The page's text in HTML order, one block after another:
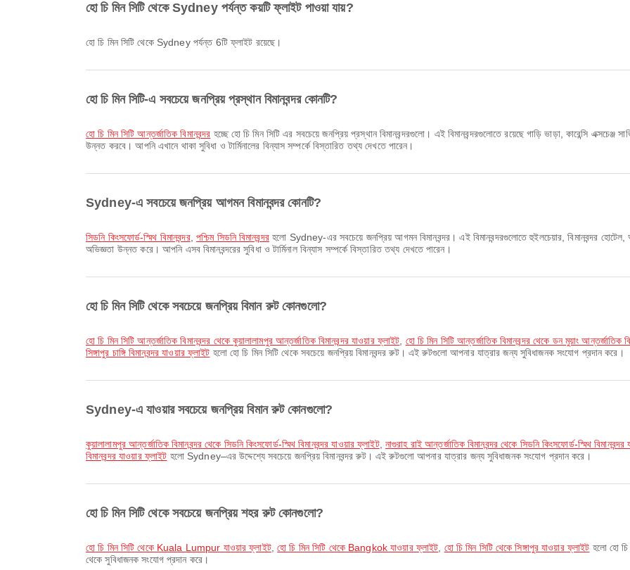
হো চি মিন সিটি থেকে Sydney পর্যন্ত কয়টি ফ্লাইট পাওয়া যায়?
হো চি মিন সিটি থেকে Sydney পর্যন্ত 6টি ফ্লাইট রয়েছে।
হো চি মিন সিটি-এ সবচেয়ে জনপ্রিয় প্রস্থান বিমানবন্দর কোনটি?
হো চি মিন সিটি আন্তর্জাতিক বিমানবন্দর হচ্ছে হো চি মিন সিটি এর সবচেয়ে জনপ্রিয় প্রস্থান বিমানবন্দরগুলো। এই বিমানবন্দরগুলোতে রয়েছে গাড়ি ভাড়া, কারেন্সি
উন্নত করবে। আপনি এখানে থাকা সুবিধা ও টার্মিনালের বিন্যাস সম্পর্কে বিস্তারিত তথ্য দেখতে পারেন।
Sydney-এ সবচেয়ে জনপ্রিয় আগমন বিমানবন্দর কোনটি?
সিডনি কিংসফোর্ড-স্মিথ বিমানবন্দর, পশ্চিম সিডনি বিমানবন্দর হলো Sydney-এর সবচেয়ে জনপ্রিয় আগমন বিমানবন্দর। এই বিমানবন্দরগুলোতে হুইলচেয়ার, বিমানবন্দর
অভিজ্ঞতা উন্নত করে। আপনি এসব বিমানবন্দরের সুবিধা ও টার্মিনাল বিন্যাস সম্পর্কে বিস্তারিত তথ্য দেখতে পারেন।
হো চি মিন সিটি থেকে সবচেয়ে জনপ্রিয় বিমান রুট কোনগুলো?
হো চি মিন সিটি আন্তর্জাতিক বিমানবন্দর থেকে কুয়ালালামপুর আন্তর্জাতিক বিমানবন্দর যাওয়ার ফ্লাইট হো চি মিন সিটি আন্তর্জাতিক বিমানবন্দর থেকে ডন মুয়াং আন্তর্জাতিক
সিঙ্গাপুর চাঙ্গি বিমানবন্দর যাওয়ার ফ্লাইট হলো হো চি মিন সিটি থেকে সবচেয়ে জনপ্রিয় বিমানবন্দর রুট। এই রুটগুলো আপনার যাত্রার জন্য সুবিধাজনক সংযোগ প্রদান করে।
Sydney-এ যাওয়ার সবচেয়ে জনপ্রিয় বিমান রুট কোনগুলো?
কুয়ালালামপুর আন্তর্জাতিক বিমানবন্দর থেকে সিডনি কিংসফোর্ড-স্মিথ বিমানবন্দর যাওয়ার ফ্লাইট, নাগুরাহ রাই আন্তর্জাতিক বিমানবন্দর থেকে সিডনি কিংসফোর্ড-স্মিথ
বিমানবন্দর যাওয়ার ফ্লাইট হলো Sydney–এর উদ্দেশ্যে সবচেয়ে জনপ্রিয় বিমানবন্দর রুট। এই রুটগুলো আপনার যাত্রার জন্য সুবিধাজনক সংযোগ প্রদান করে।
হো চি মিন সিটি থেকে সবচেয়ে জনপ্রিয় শহর রুট কোনগুলো?
হো চি মিন সিটি থেকে Kuala Lumpur যাওয়ার ফ্লাইট,হো চি মিন সিটি থেকে Bangkok যাওয়ার ফ্লাইট হো চি মিন সিটি থেকে সিঙ্গাপুর যাওয়ার ফ্লাইট হলো হো
থেকে সুবিধাজনক সংযোগ প্রদান করে।